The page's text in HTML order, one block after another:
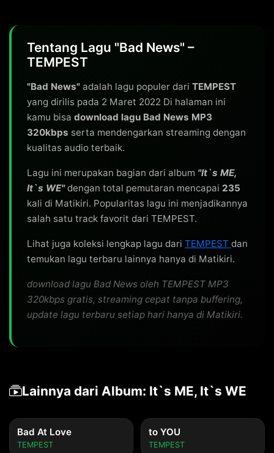
Tentang Lagu "Bad News" –
TEMPEST
"Bad News" adalah lagu populer dari TEMPEST
yang dirilis pada 2 Maret 2022 Di halaman ini
kamu bisa download lagu Bad News MP3
320kbps serta mendengarkan streaming dengan
kualitas audio terbaik.
Lagu ini merupakan bagian dari album "It`s ME,
It`s WE"dengan total pemutaran mencapai 235
kali di Matikiri. Popularitas lagu ini menjadikannya
salah satu track favorit dari TEMPEST.
Lihat juga koleksi lengkap lagu dari TEMPEST dan
temukan lagu terbaru lainnya hanya di Matikiri.
download lagu Bad News oleh TEMPEST MP3
320kbps gratis, streaming cepat tanpa buffering,
update lagu terbaru setiap hari hanya di Matikiri.
Lainnya dari Album: It`s ME, It`s WE
Bad At Love
TEMPEST
to YOU
TEMPEST